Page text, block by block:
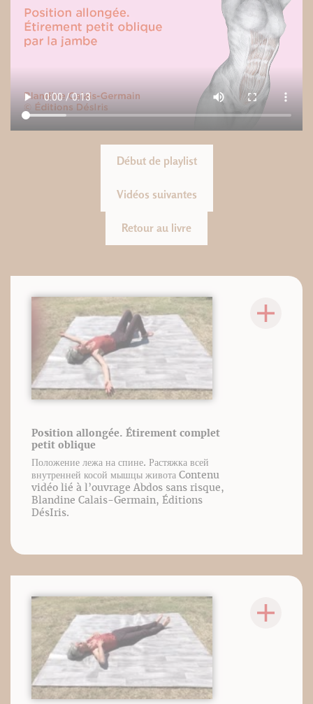
Début de playlist
Vidéos suivantes
Retour au livre
Position allongée. Étirement complet
petit oblique
Положение лежа на спине. Растяжка всей
внутренней косой мышцы живота Contenu
vidéo lié à l’ouvrage Abdos sans risque,
Blandine Calais-Germain, Éditions
DésIris.